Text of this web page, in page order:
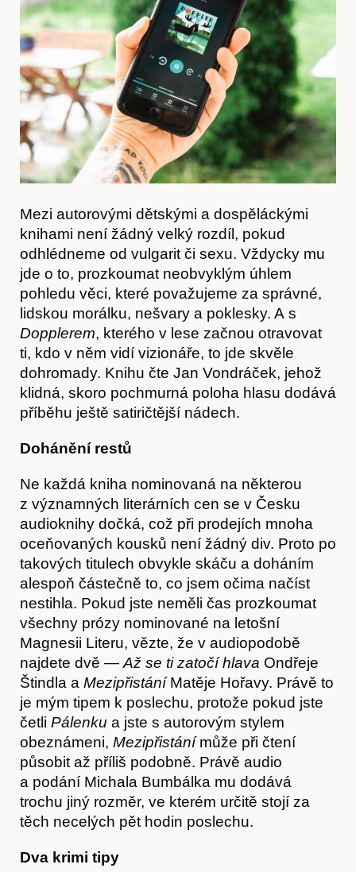
Časopis
Hostcast
Mezi autorovými dětskými a dospěláckými
knihami není žádný velký rozdíl, pokud
odhlédneme od vulgarit či sexu. Vždycky mu
jde o to, prozkoumat neobvyklým úhlem
pohledu věci, které považujeme za správné,
lidskou morálku, nešvary a poklesky. A s
Dopplerem, kterého v lese začnou otravovat
ti, kdo v něm vidí vizionáře, to jde skvěle
dohromady. Knihu čte Jan Vondráček, jehož
klidná, skoro pochmurná poloha hlasu dodává
příběhu ještě satiričtější nádech.
Dohánění restů
Ne každá kniha nominovaná na některou
z významných literárních cen se v Česku
audioknihy dočká, což při prodejích mnoha
oceňovaných kousků není žádný div. Proto po
takových titulech obvykle skáču a doháním
alespoň částečně to, co jsem očima načíst
nestihla. Pokud jste neměli čas prozkoumat
všechny prózy nominované na letošní
Magnesii Literu, vězte, že v audiopodobě
najdete dvě — Až se ti zatočí hlava Ondřeje
Štindla a MezipřistáníMatěje Hořavy. Právě to
je mým tipem k poslechu, protože pokud jste
četli Pálenku a jste s autorovým stylem
obeznámeni, Mezipřistánímůže při čtení
působit až příliš podobně. Právě audio
a podání Michala Bumbálka mu dodává
trochu jiný rozměr, ve kterém určitě stojí za
těch necelých pět hodin poslechu.
Dva krimi tipy